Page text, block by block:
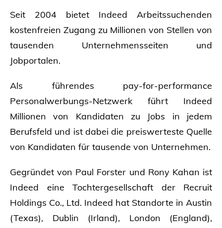
Seit 2004 bietet Indeed Arbeitssuchenden
kostenfreien Zugang zu Millionen von Stellen von
tausenden Unternehmensseiten und
Jobportalen.
Als führendes pay-for-performance
Personalwerbungs-Netzwerk führt Indeed
Millionen von Kandidaten zu Jobs in jedem
Berufsfeld und ist dabei die preiswerteste Quelle
von Kandidaten für tausende von Unternehmen.
Gegründet von Paul Forster und Rony Kahan ist
Indeed eine Tochtergesellschaft der Recruit
Holdings Co., Ltd. Indeed hat Standorte in Austin
(Texas), Dublin (Irland), London (England),